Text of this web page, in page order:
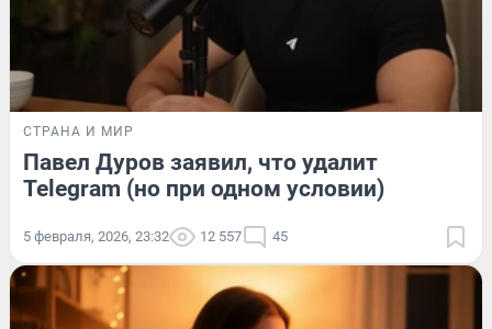
СТРАНА И МИР
Павел Дуров заявил, что удалит
Telegram (но при одном условии)
5 февраля, 2026, 23:32 12 557 45